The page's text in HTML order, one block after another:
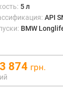
5 л
API
BMW
874 грн.